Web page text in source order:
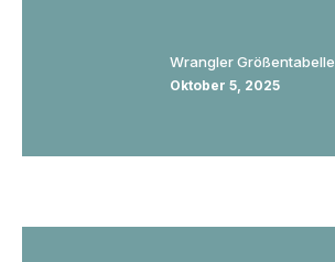
Wrangler Größentabelle
Oktober 5, 2025